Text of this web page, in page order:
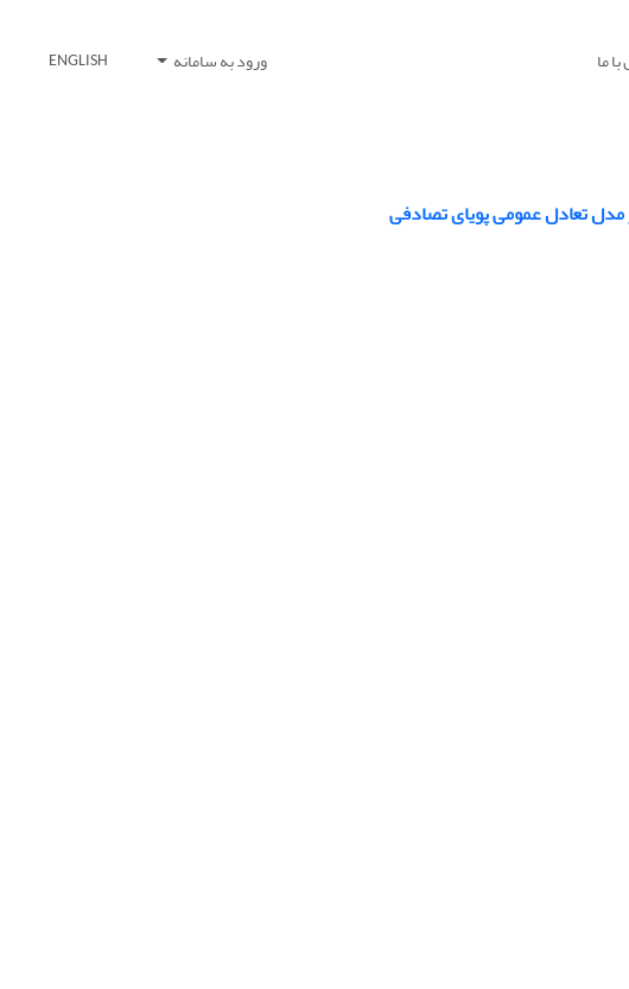
ما ورود به سامانه ENGLISH
مدل تعادل عمومی پویای تصادفی